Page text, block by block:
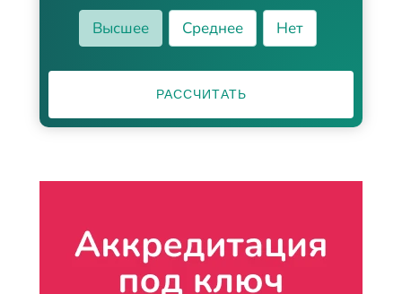
Высшее
Среднее Нет
РАССЧИТАТЬ